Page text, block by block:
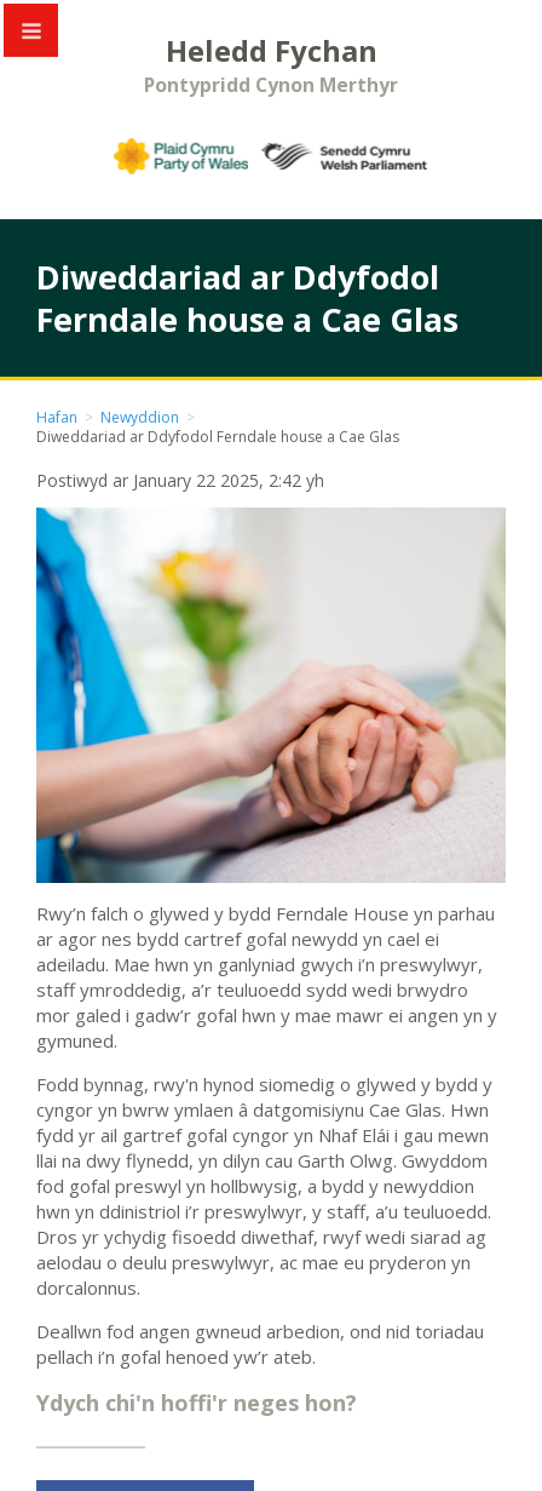
Heledd Fychan
Pontypridd Cynon Merthyr
Diweddariad ar Ddyfodol
Ferndale house a Cae Glas
Hafan > Newyddion >
Diweddariad ar Ddyfodol Ferndale house a Cae Glas
Postiwyd ar January 22 2025, 2:42 yh
Rwy’n falch o glywed y bydd Ferndale House yn parhau
ar agor nes bydd cartref gofal newydd yn cael ei
adeiladu. Mae hwn yn ganlyniad gwych i’n preswylwyr,
staff ymroddedig, a’r teuluoedd sydd wedi brwydro
mor galed i gadw’r gofal hwn y mae mawr ei angen yn y
gymuned.
Fodd bynnag, rwy'n hynod siomedig o glywed y bydd y
cyngor yn bwrw ymlaen â datgomisiynu Cae Glas. Hwn
fydd yr ail gartref gofal cyngor yn Nhaf Elái i gau mewn
llai na dwy flynedd, yn dilyn cau Garth Olwg. Gwyddom
fod gofal preswyl yn hollbwysig, a bydd y newyddion
hwn yn ddinistriol i’r preswylwyr, y staff, a’u teuluoedd.
Dros yr ychydig fisoedd diwethaf, rwyf wedi siarad ag
aelodau o deulu preswylwyr, ac mae eu pryderon yn
dorcalonnus.
Deallwn fod angen gwneud arbedion, ond nid toriadau
pellach i’n gofal henoed yw’r ateb.
Ydych chi'n hoffi'r neges hon?